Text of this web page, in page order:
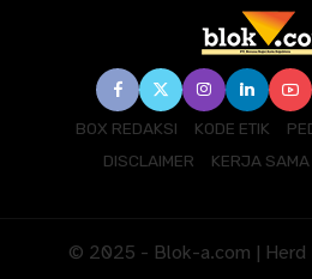
BOX REDAKSI KODE ETIK
DISCLAIMER
KERJA SAMA
© 2025 - Blok-a.com | Herd